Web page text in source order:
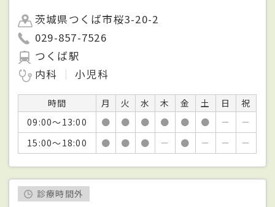
茨城県つくば市桜3-20-2
029-857-7526
つくば駅
内科
小児科
時間 月 火 水 木 金 土 日
祝
09:00～13:00
● ● ● ● ● ● －
－
15:00～18:00
● ● ● － ● － － －
診療時間外